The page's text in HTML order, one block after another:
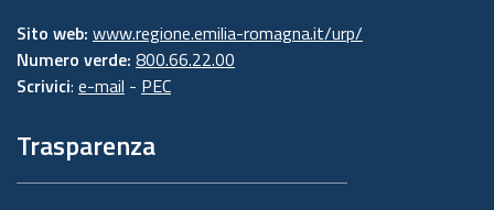
Sito web: www.regione.emilia-romagna.it/urp/
Numero verde: 800.66.22.00
Scrivici: e-mail - PEC
Trasparenza